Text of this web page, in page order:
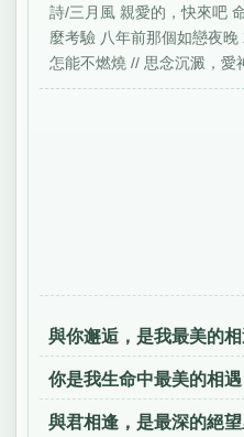
詩/三月風 親愛的，快來吧
麼考驗 八年前那個如戀夜
怎能不燃燒 // 思念沉澱，愛
與你邂逅，是我最美的相
你是我生命中最美的相遇
與君相逢，是最深的絕